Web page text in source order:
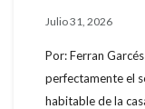
Julio 31, 2026
Por: Ferran
perfectamente el
habitable de la